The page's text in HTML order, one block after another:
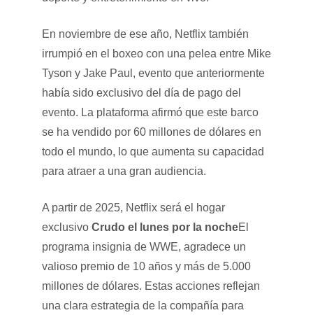
En noviembre de ese año, Netflix también
irrumpió en el boxeo con una pelea entre Mike
Tyson y Jake Paul, evento que anteriormente
había sido exclusivo del día de pago del
evento. La plataforma afirmó que este barco
se ha vendido por 60 millones de dólares en
todo el mundo, lo que aumenta su capacidad
para atraer a una gran audiencia.
A partir de 2025, Netflix será el hogar
exclusivo Crudo el lunes por la nocheEl
programa insignia de WWE, agradece un
valioso premio de 10 años y más de 5.000
millones de dólares. Estas acciones reflejan
una clara estrategia de la compañía para